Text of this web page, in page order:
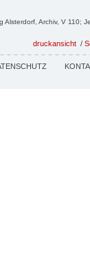
Alsterdorf, Archiv, V 110;
druckansicht /